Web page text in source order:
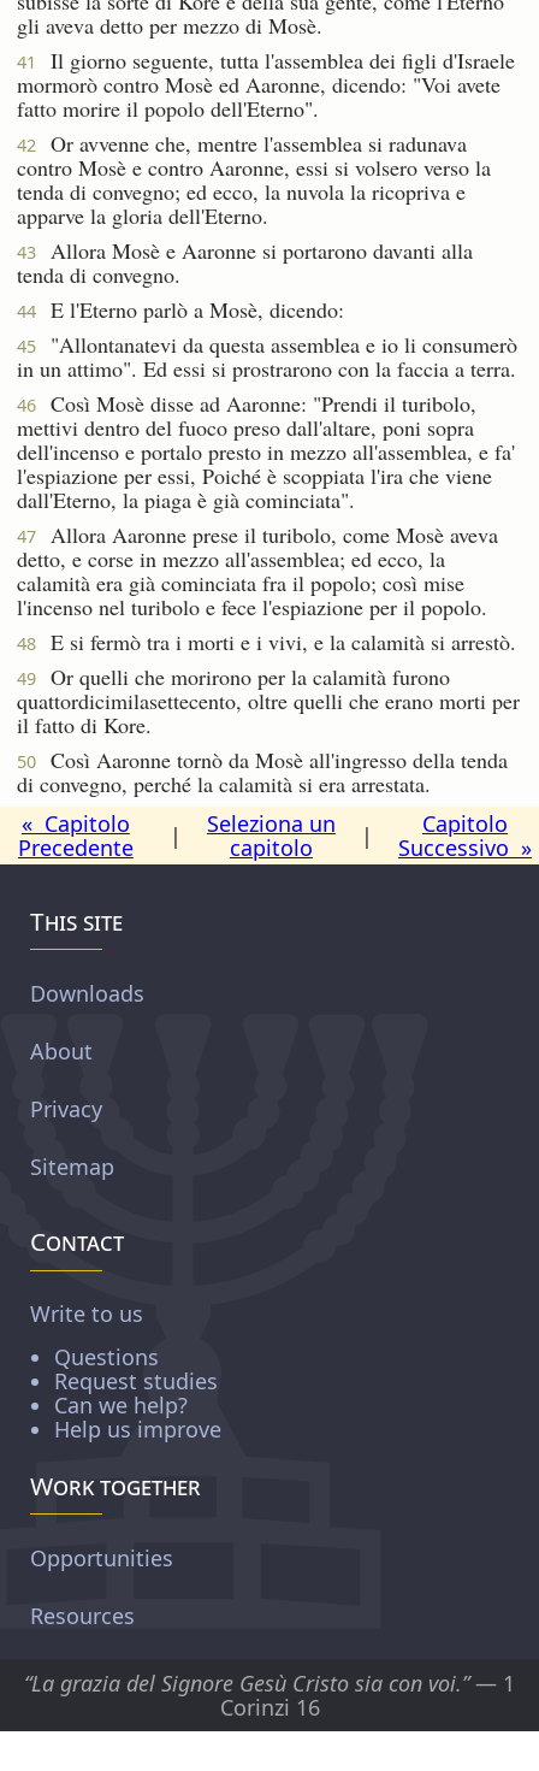
gli aveva detto per mezzo di Mosè.
41
Il giorno seguente, tutta l'assemblea dei figli d'Israele
mormorò contro Mosè ed Aaronne, dicendo: "Voi avete
fatto morire il popolo dell'Eterno".
42
Or avvenne che, mentre l'assemblea si radunava
contro Mosè e contro Aaronne, essi si volsero verso la
tenda di convegno; ed ecco, la nuvola la ricopriva e
apparve la gloria dell'Eterno.
43
Allora Mosè e Aaronne si portarono davanti alla
tenda di convegno.
44 E l'Eterno parlò a Mosè, dicendo:
45
"Allontanatevi da questa assemblea e io li consumerò
in un attimo". Ed essi si prostrarono con la faccia a terra.
46
Così Mosè disse ad Aaronne: "Prendi il turibolo,
mettivi dentro del fuoco preso dall'altare, poni sopra
dell'incenso e portalo presto in mezzo all'assemblea, e fa'
l'espiazione per essi, Poiché è scoppiata l'ira che viene
dall'Eterno, la piaga è già cominciata".
47
Allora Aaronne prese il turibolo, come Mosè aveva
detto, e corse in mezzo all'assemblea; ed ecco, la
calamità era già cominciata fra il popolo; così mise
l'incenso nel turibolo e fece l'espiazione per il popolo.
48 E si fermò tra i morti e i vivi, e la calamità si arrestò.
49
Or quelli che morirono per la calamità furono
quattordicimilasettecento, oltre quelli che erano morti per
il fatto di Kore.
50
Così Aaronne tornò da Mosè all'ingresso della tenda
di convegno, perché la calamità si era arrestata.
« Capitolo
Precedente
|
Seleziona un
capitolo
|
Capitolo
Successivo »
This site
Downloads
About
Privacy
Sitemap
Contact
Write to us
Questions
Request studies
Can we help?
Help us improve
Work together
Opportunities
Resources
“La grazia del Signore Gesù Cristo sia con voi.”— 1
Corinzi 16